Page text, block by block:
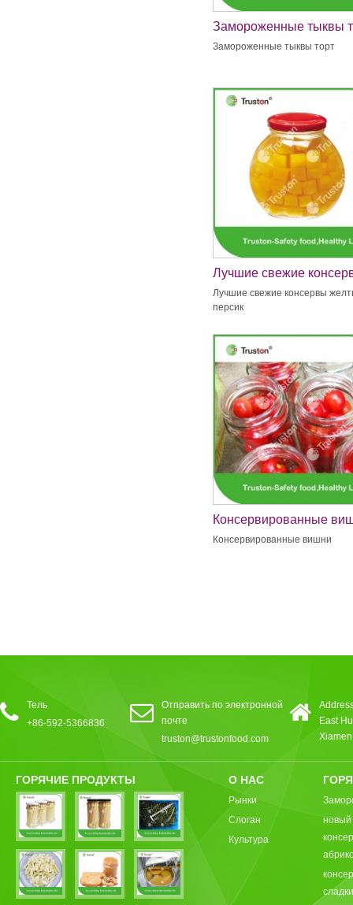
Замороженные тыквы
Замороженные тыквы торт
Лучшие свежие
желтый персик
Лучшие свежие консервы
персик
Консервированные
Консервированные вишни
Тель
+86-592-5366836
Отправить по электронной
почте
truston@trustonfood.com
East
ГОРЯЧИЕ ПРОДУКТЫ О НАС
Рынки
Слоган
Культура
новый